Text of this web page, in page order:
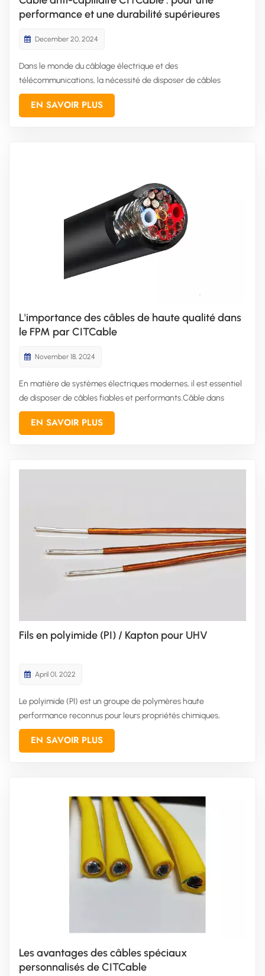
performance et une durabilité supérieures
December 20, 2024
Dans le monde du câblage électrique et des
télécommunications, la nécessité de disposer de câbles
fiables et de haute qualité est primordiale. CITCable Câble
anti-capillaire Ce câble innovant offre une solution de pointe
EN SAVOIR PLUS
L'importance des câbles de haute qualité dans
le FPM par CITCable
November 18, 2024
En matière de systèmes électriques modernes, il est essentiel
de disposer de câbles fiables et performants.Câble dans
FPMLa vitesse de tirage ou d'installation d'un câble est une
spécification clé dans l'industrie du câble. Ce paramètre est
EN SAVOIR PLUS
Fils en polyimide (PI) / Kapton pour UHV
April 01, 2022
Le polyimide (PI) est un groupe de polymères haute
performance reconnus pour leurs propriétés chimiques,
thermiques et mécaniques exceptionnelles. Les polyimides
présentent généralement une excellente stabilité thermique,
EN SAVOIR PLUS
Les avantages des câbles spéciaux
personnalisés de CITCable